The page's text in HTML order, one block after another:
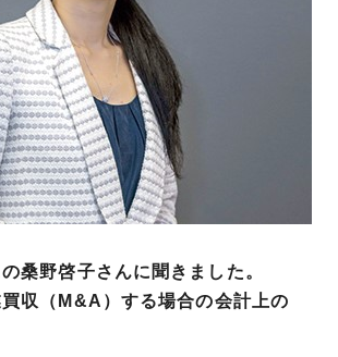
桑野啓子さんに聞きました。
収（M&A）する場合の会計上の